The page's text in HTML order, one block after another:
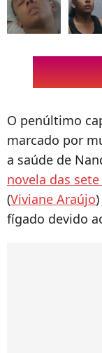
O penúltimo
marcado por
a saúde de
novela das
(Viviane Araújo
fígado devido